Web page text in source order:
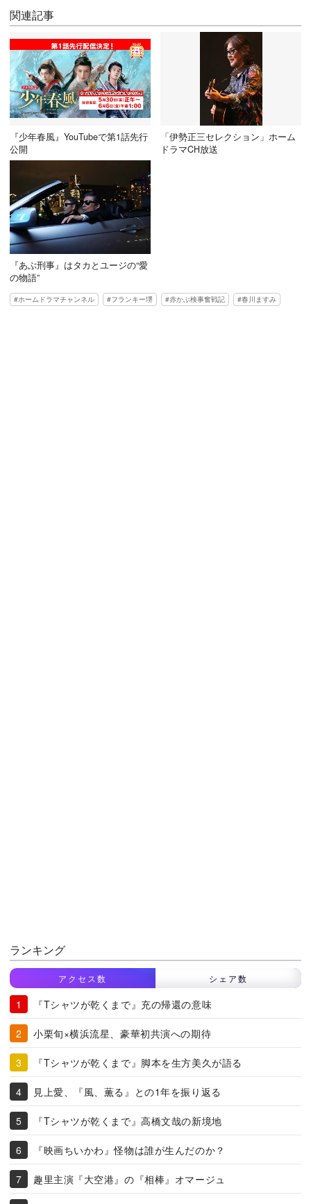
関連記事
『少年春風』YouTubeで第1話先行
公開
「伊勢正三セレクション」ホーム
ドラマCH放送
『あぶ刑事』はタカとユージの“愛
の物語”
ホームドラマチャンネル フランキー堺 赤かぶ検事奮戦記 春川ますみ
ランキング
アクセス数 シェア数
『Tシャツが乾くまで』充の帰還の意味
小栗旬×横浜流星、豪華初共演への期待
『Tシャツが乾くまで』脚本を生方美久が語る
見上愛、『風、薫る』との1年を振り返る
『Tシャツが乾くまで』高橋文哉の新境地
『映画ちいかわ』怪物は誰が生んだのか？
趣里主演『大空港』の『相棒』オマージュ